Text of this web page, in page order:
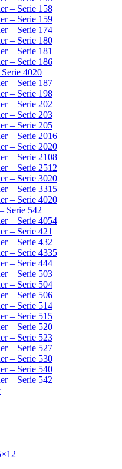
– Serie 158
– Serie 159
– Serie 174
– Serie 180
– Serie 181
– Serie 186
4020
– Serie 187
– Serie 198
– Serie 202
– Serie 203
– Serie 205
– Serie 2016
– Serie 2020
– Serie 2108
– Serie 2512
– Serie 3020
– Serie 3315
– Serie 4020
Serie 542
– Serie 4054
– Serie 421
– Serie 432
– Serie 4335
– Serie 444
– Serie 503
– Serie 504
– Serie 506
– Serie 514
– Serie 515
– Serie 520
– Serie 523
– Serie 527
– Serie 530
– Serie 540
– Serie 542